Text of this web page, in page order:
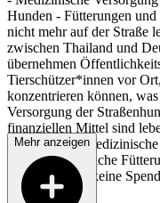
Hunden - Fütterungen
nicht mehr auf der Straße
zwischen Thailand und
übernehmen
Tierschützer*innen vor
konzentrieren können,
Versorgung der
finanziellen Mittel sind
Kastrationen,
Hunde und tägliche
Leben retten – keine
Mehr anzeigen